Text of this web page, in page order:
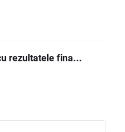
rezultatele fina...